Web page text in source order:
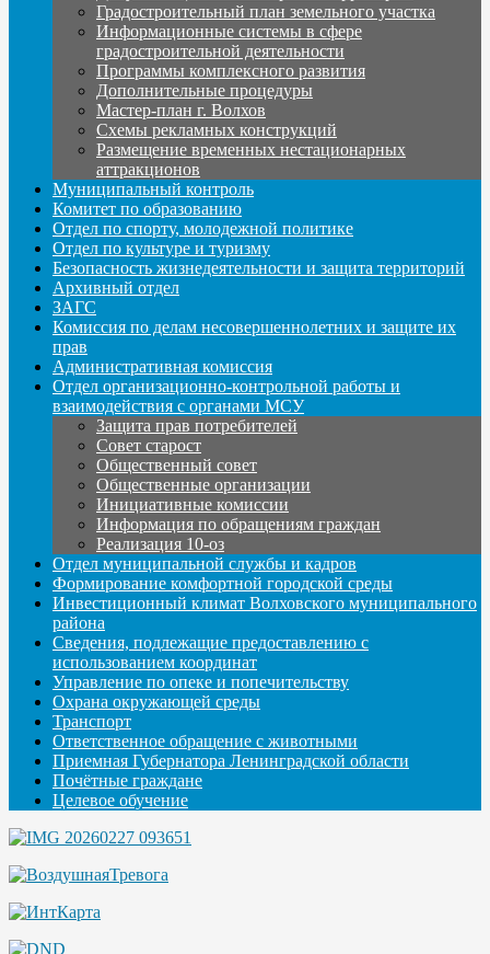
Градостроительный план земельного участка
Информационные системы в сфере
градостроительной деятельности
Программы комплексного развития
Дополнительные процедуры
Мастер-план г. Волхов
Схемы рекламных конструкций
Размещение временных нестационарных
аттракционов
Муниципальный контроль
Комитет по образованию
Отдел по спорту, молодежной политике
Отдел по культуре и туризму
Безопасность жизнедеятельности и защита территорий
Архивный отдел
ЗАГС
Комиссия по делам несовершеннолетних и защите их
прав
Административная комиссия
Отдел организационно-контрольной работы и
взаимодействия с органами МСУ
Защита прав потребителей
Совет старост
Общественный совет
Общественные организации
Инициативные комиссии
Информация по обращениям граждан
Реализация 10-оз
Отдел муниципальной службы и кадров
Формирование комфортной городской среды
Инвестиционный климат Волховского муниципального
района
Сведения, подлежащие предоставлению с
использованием координат
Управление по опеке и попечительству
Охрана окружающей среды
Транспорт
Ответственное обращение с животными
Приемная Губернатора Ленинградской области
Почётные граждане
Целевое обучение